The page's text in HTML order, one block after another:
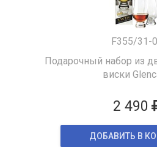
F355/31-
Подарочный набор из
виски
2 490
ДОБАВИТЬ В